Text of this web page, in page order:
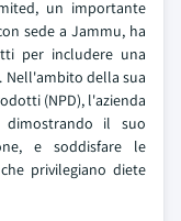
un importante
sede a Jammu, ha
per includere una
Nell'ambito della sua
(NPD), l'azienda
il suo
e soddisfare le
privilegiano diete